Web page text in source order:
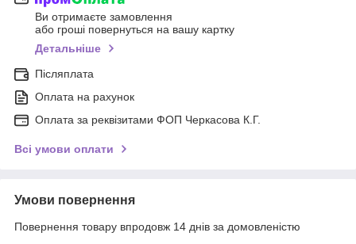
Ви отримаєте замовлення
або гроші повернуться на вашу картку
Детальніше
Післяплата
Оплата на рахунок
Оплата за реквізитами ФОП Черкасова К.Г.
Всі умови оплати
Умови повернення
Повернення товару впродовж 14 днів за домовленістю